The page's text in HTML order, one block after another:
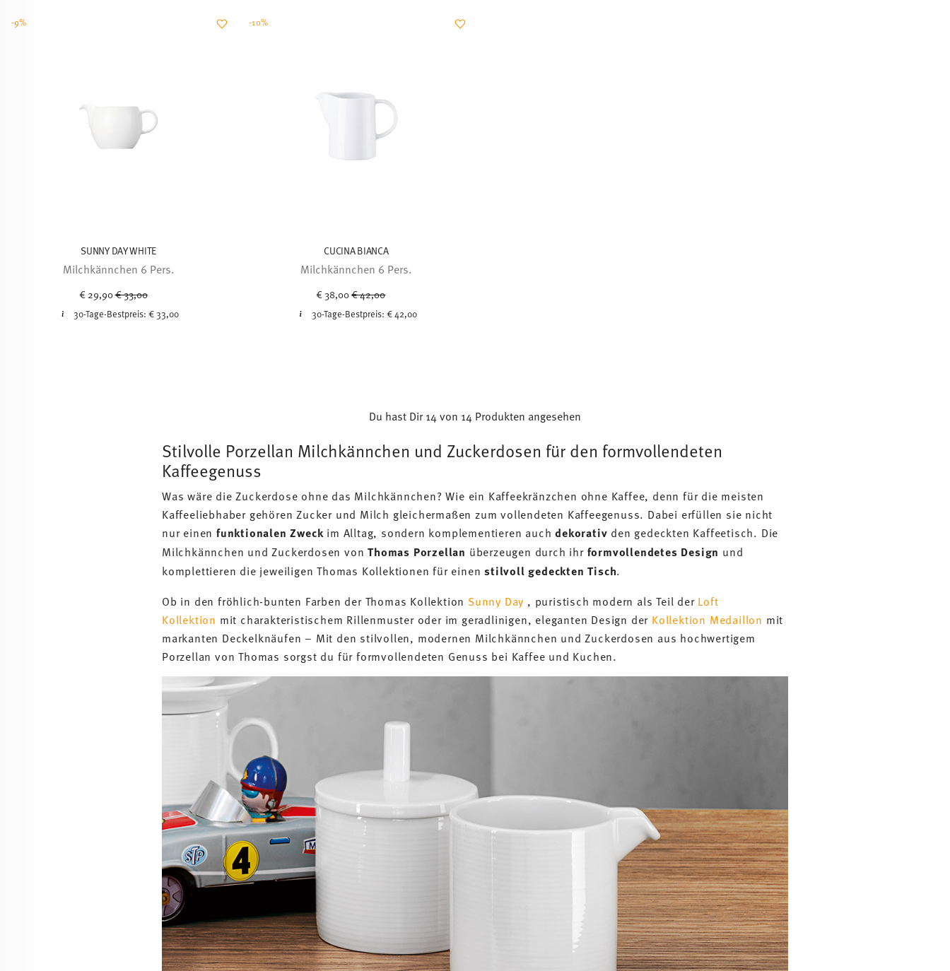
SUNNY DAY WHITE
Milchkännchen 6 Pers.
€ 29,90Price reduced from
€ 33,00
30-Tage-Bestpreis:€ 33,00
-9%
CUCINA BIANCA
Milchkännchen 6 Pers.
€ 38,00Price reduced from
€ 42,00
30-Tage-Bestpreis: € 42,00
-10%
Du hast Dir 14 von 14 Produkten angesehen
Stilvolle Porzellan Milchkännchen und Zuckerdosen für den formvollendeten
Kaffeegenuss
Was wäre die Zuckerdose ohne das Milchkännchen? Wie ein Kaffeekränzchen ohne Kaffee, denn für die meisten
Kaffeeliebhaber gehören Zucker und Milch gleichermaßen zum vollendeten Kaffeegenuss. Dabei erfüllen sie nicht
nur einen funktionalen Zweck im Alltag, sondern komplementieren auchdekorativ den gedeckten Kaffeetisch. Die
Milchkännchen und Zuckerdosen vonThomas Porzellan überzeugen durch ihr formvollendetes Design und
komplettieren die jeweiligen Thomas Kollektionen für einenstilvoll gedeckten Tisch.
Ob in den fröhlich-bunten Farben der Thomas Kollektion Sunny Day , puristisch modern als Teil der Loft
Kollektion mit charakteristischem Rillenmuster oder im geradlinigen, eleganten Design der Kollektion Medaillon mit
markanten Deckelknäufen – Mit den stilvollen, modernen Milchkännchen und Zuckerdosen aus hochwertigem
Porzellan von Thomas sorgst du für formvollendeten Genuss bei Kaffee und Kuchen.